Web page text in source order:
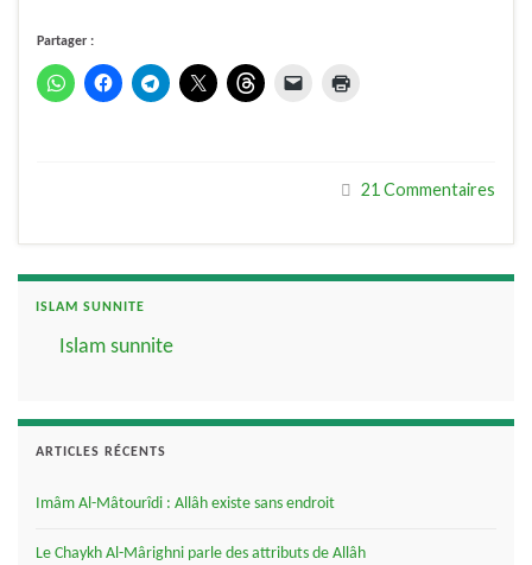
Partager :
21 Commentaires
ISLAM SUNNITE
Islam sunnite
ARTICLES RÉCENTS
Imâm Al-Mâtourîdi : Allâh existe sans endroit
Le Chaykh Al-Mârighni parle des attributs de Allâh